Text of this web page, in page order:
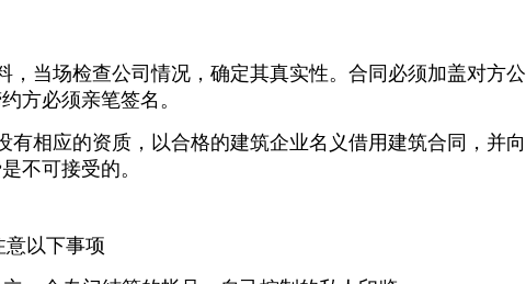
，当场检查公司情况，确定其真实性。合同必须加盖对方公
方必须亲笔签名。
有相应的资质，以合格的建筑企业名义借用建筑合同，并向
不可接受的。
意以下事项